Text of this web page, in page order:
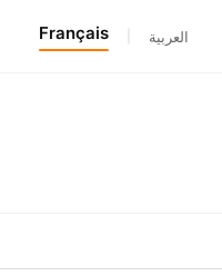
Français العربية